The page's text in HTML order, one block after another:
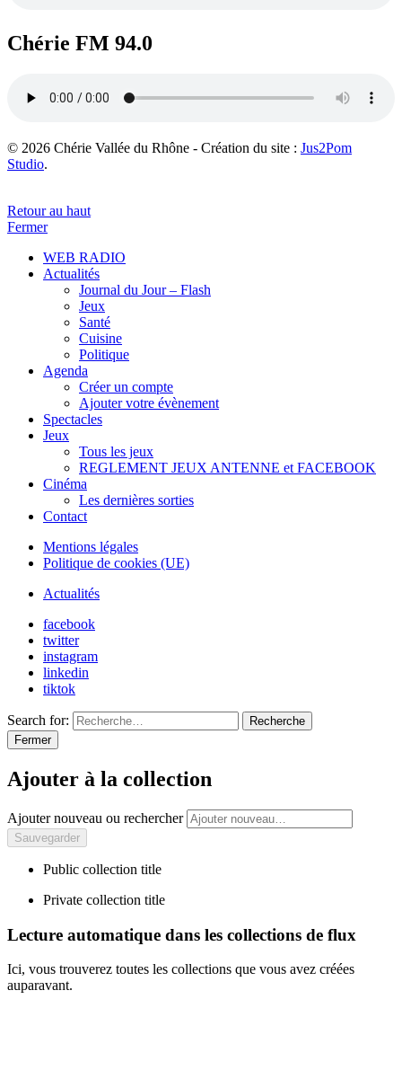
Chérie FM 94.0
© 2026 Chérie Vallée du Rhône - Création du site : Jus2Pom
Studio.
Retour au haut
Fermer
WEB RADIO
Actualités
Journal du Jour – Flash
Jeux
Santé
Cuisine
Politique
Agenda
Créer un compte
Ajouter votre évènement
Spectacles
Jeux
Tous les jeux
REGLEMENT JEUX ANTENNE et FACEBOOK
Cinéma
Les dernières sorties
Contact
Mentions légales
Politique de cookies (UE)
Actualités
facebook
twitter
instagram
linkedin
tiktok
Search for:
Recherche
Fermer
Ajouter à la collection
Ajouter nouveau ou rechercher
Public collection title
Private collection title
Lecture automatique dans les collections de flux
Ici, vous trouverez toutes les collections que vous avez créées
auparavant.